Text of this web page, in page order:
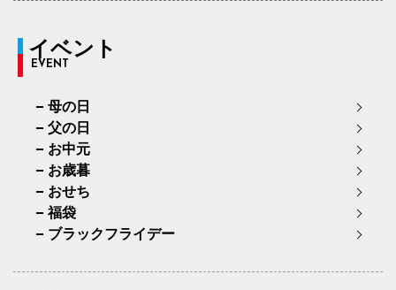
イベント
EVENT
母の日
父の日
お中元
お歳暮
おせち
福袋
ブラックフライデー